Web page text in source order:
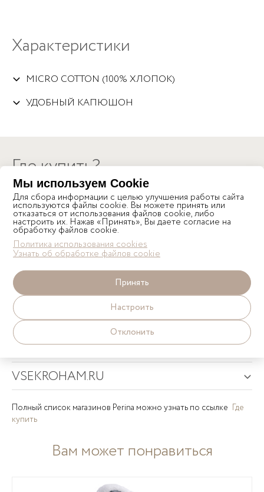
Характеристики
MICRO COTTON (100% ХЛОПОК)
УДОБНЫЙ КАПЮШОН
Где купить?
РОССИЯ
Наличие и стоимость уточняйте в магазинах
ИНТЕРНЕТ-МАГАЗИНЫ
LAPSI.RU
LIELFM.RU
VSEKROHAM.RU
Полный список магазинов Perina можно узнать по ссылке Где
купить
Вам может понравиться
Мы используем Cookie
Для сбора информации с целью улучшения работы сайта
используются файлы cookie. Вы можете принять или
отказаться от использования файлов cookie, либо
настроить их. Нажав «Принять», Вы даете согласие на
обработку файлов cookie.
Политика использования cookies
Узнать об обработке файлов cookie
Принять
Настроить
Отклонить